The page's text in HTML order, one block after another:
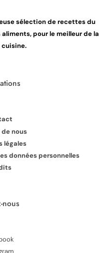
sélection de recettes du
pour le meilleur de la
cuisine.
nous
légales
données personnelles
nous